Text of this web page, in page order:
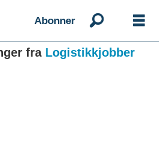
Abonner
fra Logistikkjobber